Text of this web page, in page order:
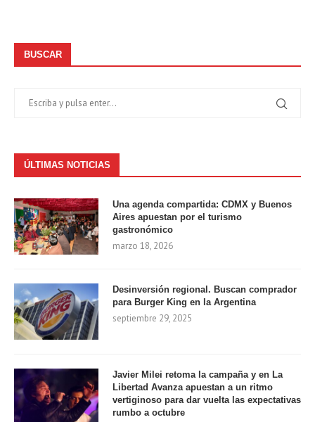
BUSCAR
ÚLTIMAS NOTICIAS
Una agenda compartida: CDMX y Buenos
Aires apuestan por el turismo
gastronómico
marzo 18, 2026
Desinversión regional. Buscan comprador
para Burger King en la Argentina
septiembre 29, 2025
Javier Milei retoma la campaña y en La
Libertad Avanza apuestan a un ritmo
vertiginoso para dar vuelta las expectativas
rumbo a octubre